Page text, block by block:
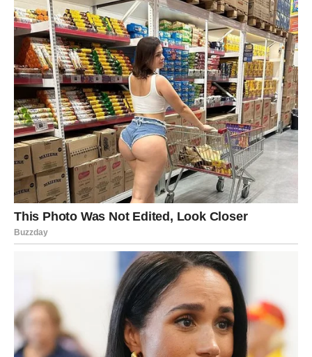
shvatiti da je upravo sada počelo jedno od najljepših
poglavlja vašeg života.